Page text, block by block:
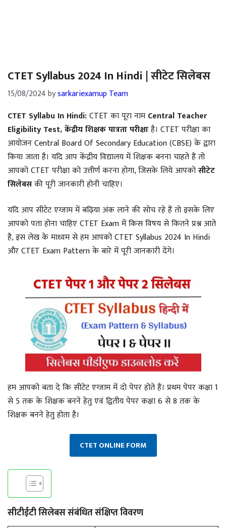
CTET Syllabus 2024 In Hindi | सीटेट सिलेबस
15/08/2024bysarkariexamup Team
CTET Syllabu In Hindi:CTET का पूरा नाम Central Teacher
Eligibility Test, केंद्रीय शिक्षक पात्रता परीक्षाहै। CTET परीक्षा का
आयोजन Central Board Of Secondary Education (CBSE) के द्वारा
किया जाता है। यदि आप केंद्रीय विद्यालय में शिक्षक बनना चाहते हैं तो
आपको CTET परीक्षा को उत्तीर्ण करना होगा, जिसके लिये आपकोसीटेट
सिलेबसकी पूरी जानकारी होनी चाहिए।
यदि आप सीटेट एग्जाम में बढ़िया अंक लाने की सोच रहे हैं तो इसके लिए
आपको पता होना चाहिए CTET Exam में किस विषय से कितने प्रश्न आते
है, इस लेख के माध्यम से हम आपको CTET Syllabus 2024 In Hindi
और CTET Exam Pattern के बारे में पूरी जानकारी देंगे।
हम आपको बता दे कि सीटेट एग्जाम में दो पेपर होते हैं। प्रथम पेपर कक्षा 1
से 5 तक के शिक्षक बनने हेतु एवं द्वितीय पेपर कक्षा 6 से 8 तक के
शिक्षक बनने हेतु होता है।
CTET ONLINE FORM
सीटीईटी सिलेबस संबंधित संक्षिप्त विवरण